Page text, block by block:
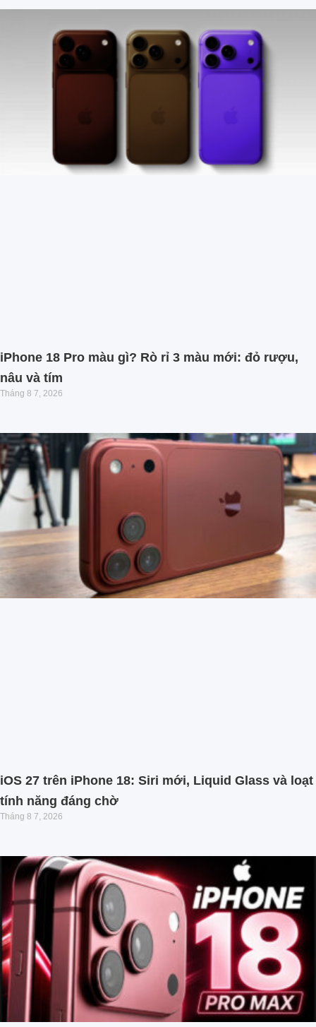
iPhone 18 Pro màu gì? Rò rỉ 3 màu mới: đỏ rượu,
nâu và tím
Tháng 8 7, 2026
iOS 27 trên iPhone 18: Siri mới, Liquid Glass và loạt
tính năng đáng chờ
Tháng 8 7, 2026